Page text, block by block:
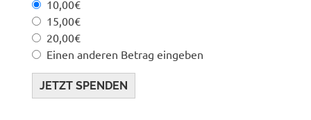
10,00€
15,00€
20,00€
Einen anderen Betrag eingeben
JETZT SPENDEN